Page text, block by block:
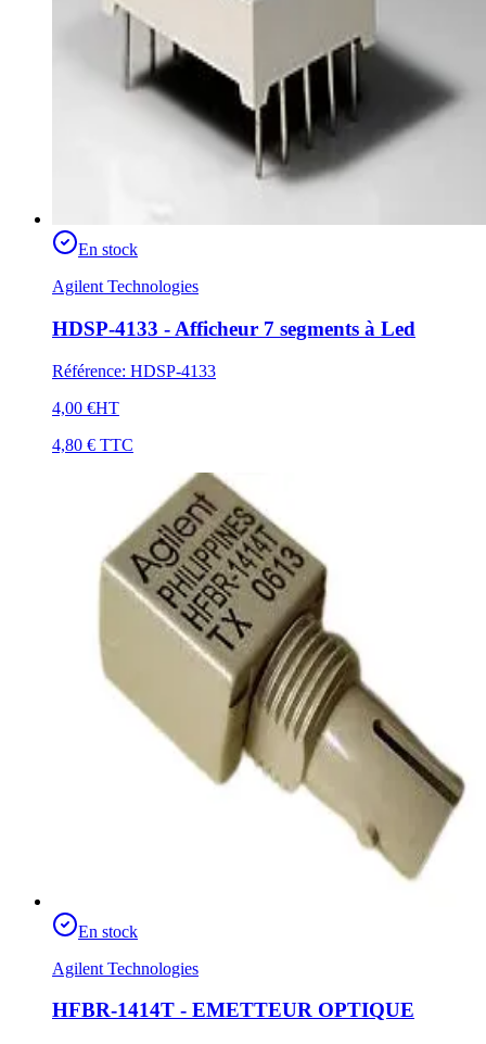
En stock
Agilent Technologies
HDSP-4133 - Afficheur 7 segments à Led
Référence: HDSP-4133
4,00 €HT
4,80 € TTC
En stock
Agilent Technologies
HFBR-1414T - EMETTEUR OPTIQUE